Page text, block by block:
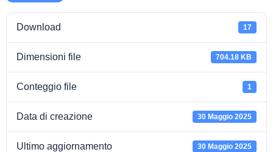
Download 17
Dimensioni file 704.18 KB
Conteggio file 1
Data di creazione 30 Maggio 2025
Ultimo aggiornamento 30 Maggio 2025